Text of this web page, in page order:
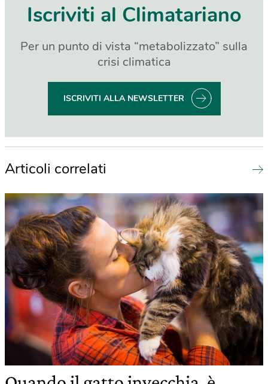
Iscriviti al Climatariano
Per un punto di vista “metabolizzato” sulla
crisi climatica
ISCRIVITI ALLA NEWSLETTER
Articoli correlati